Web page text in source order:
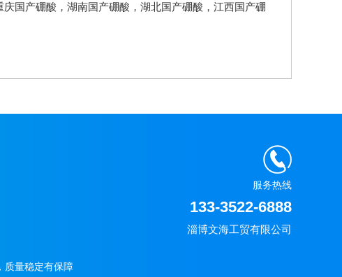
庆国产硼酸 ， 湖南国产硼酸 ， 湖北国产硼酸 ， 江西国产硼
服务热线
133-3522-6888
淄博文海工贸有限公司
质量稳定有保障